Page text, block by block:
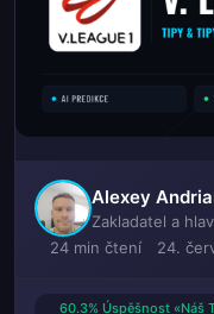
Alexey
Zakladatel a
24 min čtení
24.
60.3% Úspěšnost «Náš